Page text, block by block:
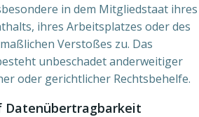
in dem Mitgliedstaat ihres
ihres Arbeitsplatzes oder des
Verstoßes zu. Das
unbeschadet anderweitiger
oder gerichtlicher Rechtsbehelfe.
Daten­übertrag­barkeit